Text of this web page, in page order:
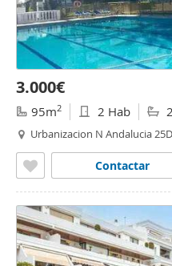
3.000€
95m2 2 Hab
Urbanizacion N Andalucia
Contactar